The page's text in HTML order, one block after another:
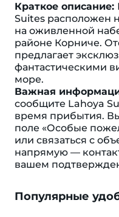
Краткое описание:
Suites расположен
на оживленной
районе Корниче.
предлагает
фантастическими
море.
Важная
сообщите Lahoya
время прибытия.
поле «Особые
или связаться с
напрямую —
вашем
Популярные